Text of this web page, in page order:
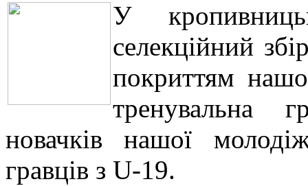
У
селекційний
покриттям
тренувальна
новачків нашої
гравців з U-19.